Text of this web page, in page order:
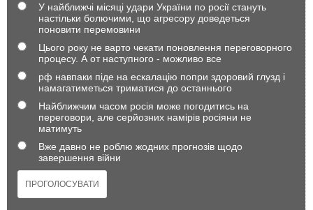
У найближчі місяці удари України по росії стануть
настільки болючими, що агресору доведеться
поновити перемовини
Цього року не варто чекати поновлення переговорного
процесу. А от наступного - можливо все
рф навпаки піде на ескалацію попри здоровий глузд і
намагатиметься триматися до останнього
Найближчим часом росія може погодитись на
переговори, але серйозних намірів росіяни не
матимуть
Вже давно не роблю жодних прогнозів щодо
завершення війни